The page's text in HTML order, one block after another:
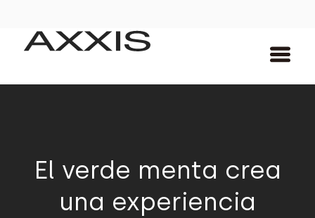
El verde menta crea
una experiencia